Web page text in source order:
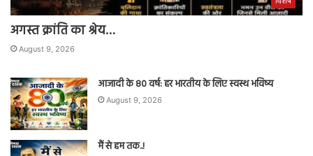
अगस्त क्रांति का श्रेय…
August 9, 2026
आजादी के 80 वर्ष: हर भारतीय के लिए स्वस्थ भविष्य
August 9, 2026
मैं से हम तक..!